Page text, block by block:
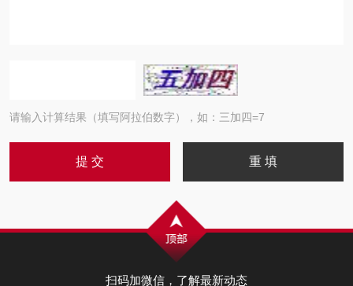
请输入计算结果（填写阿拉伯数字），如：三加四=7
扫码加微信，了解最新动态